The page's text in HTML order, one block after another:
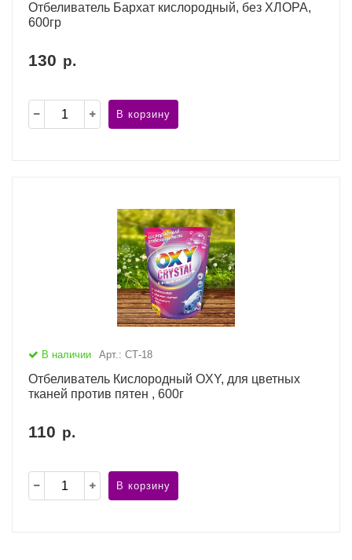
Отбеливатель Бархат кислородный, без ХЛОРА,
600гр
130 р.
В корзину
В наличии Арт.: СТ-18
Отбеливатель Кислородный OXY, для цветных
тканей против пятен , 600г
110 р.
В корзину